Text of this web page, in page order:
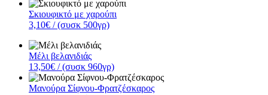
Σκιουφικτό με χαρούπι
3,10€ / (συσκ 500γρ)
Μέλι βελανιδιάς
13,50€ / (συσκ 960γρ)
Μανούρα Σίφνου-Φρατζέσκαρος